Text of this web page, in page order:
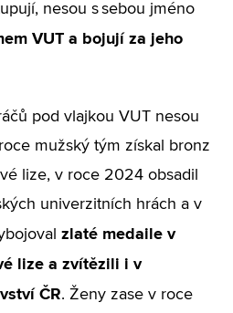
nesou s sebou jméno
VUT a bojují za jeho
pod vlajkou VUT nesou
mužský tým získal bronz
lize, v roce 2024 obsadil
univerzitních hrách a v
zlaté medaile v
lize a zvítězili i v
ČR. Ženy zase v roce